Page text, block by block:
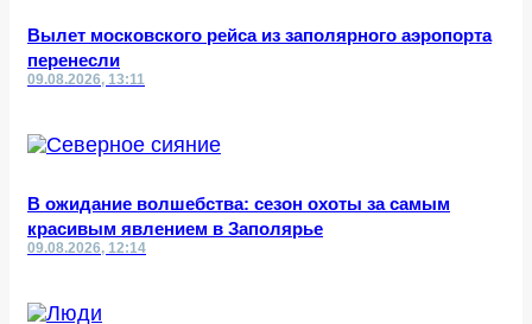
Вылет московского рейса из заполярного аэропорта
перенесли
09.08.2026, 13:11
В ожидание волшебства: сезон охоты за самым
красивым явлением в Заполярье
09.08.2026, 12:14